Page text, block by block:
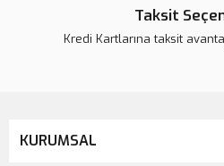
Taksit
Kredi Kartlarına taksit
KURUMSAL